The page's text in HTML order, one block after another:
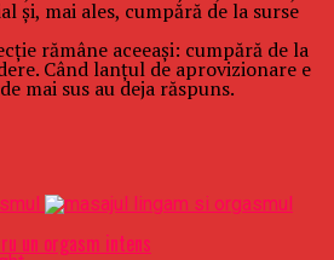
și, mai ales, cumpără de la surse
rămâne aceeași: cumpără de la
Când lanțul de aprovizionare e
mai sus au deja răspuns.
un orgasm intens